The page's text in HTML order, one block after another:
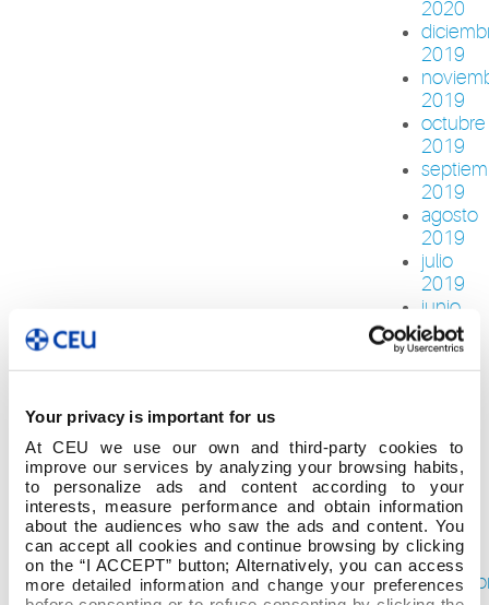
Your privacy is important for us
At CEU we use our own and third-party cookies to
improve our services by analyzing your browsing habits,
to personalize ads and content according to your
interests, measure performance and obtain information
about the audiences who saw the ads and content. You
can accept all cookies and continue browsing by clicking
on the “I ACCEPT” button; Alternatively, you can access
more detailed information and change your preferences
2020
2019
2019
octubre
2019
2019
agosto
2019
julio
2019
junio
2019
mayo
2019
marzo
2019
febrero
2019
enero
2019